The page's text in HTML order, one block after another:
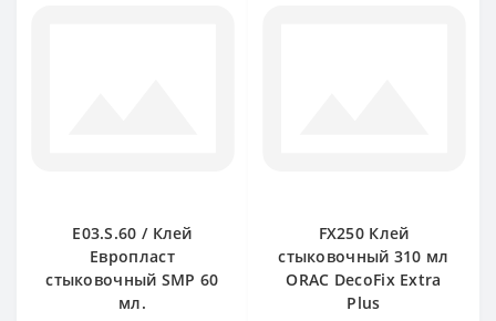
E03.S.60 / Клей
Европласт
стыковочный SMP 60
мл.
FX250 Клей
стыковочный 310 мл
ORAC DecoFix Extra
Plus